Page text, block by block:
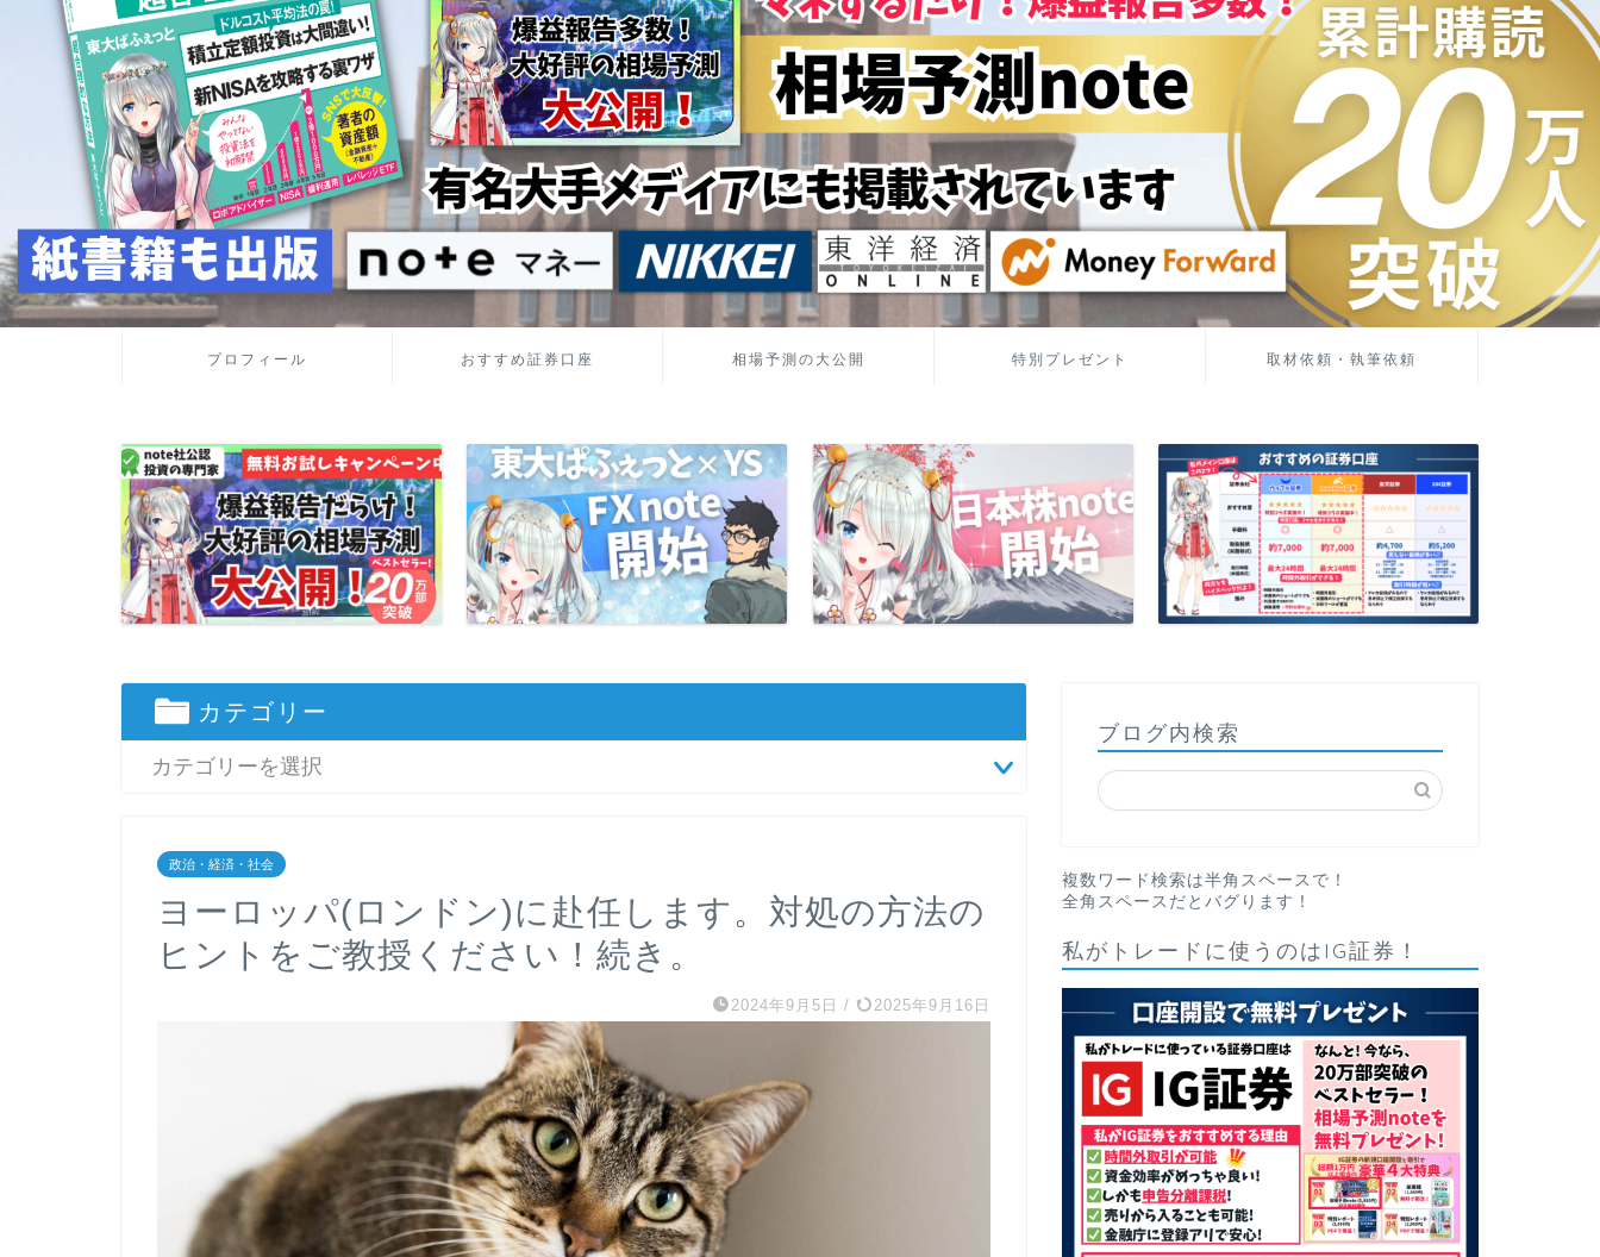
プロフィール おすすめ証券口座 相場予測の大公開 特別プレゼント 取材依頼・執筆依頼
カテゴリー
政治・経済・社会
ヨーロッパ(ロンドン)に赴任します。対処の方法の
ヒントをご教授ください！続き。
2024年9月5日 / 2025年9月16日
ブログ内検索
複数ワード検索は半角スペースで！
全角スペースだとバグります！
私がトレードに使うのはIG証券！